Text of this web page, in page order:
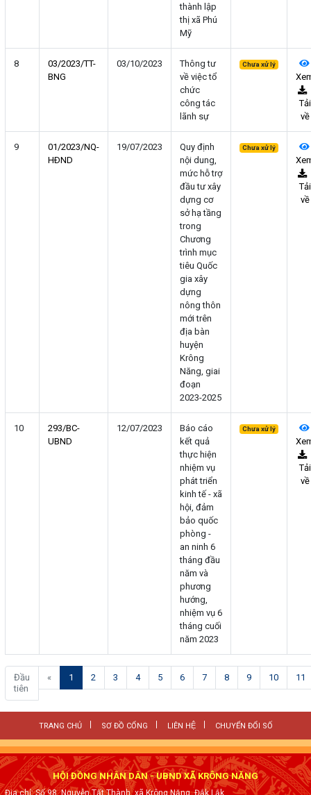
thành lập
thị xã Phú
Mỹ
8
03/2023/TT-
BNG
03/10/2023
Thông tư
về việc tổ
chức
công tác
lãnh sự
Chưa xử lý
Tải
về
9
01/2023/NQ-
HÐND
19/07/2023
Quy định
nội dung,
mức hỗ trợ
đầu tư xây
dựng cơ
sở hạ tầng
trong
Chương
trình mục
tiêu Quốc
gia xây
dựng
nông thôn
mới trên
địa bàn
huyện
Krông
Năng, giai
đoạn
2023-2025
Chưa xử lý
Tải
về
10
293/BC-
UBND
12/07/2023
Báo cáo
kết quả
thực hiện
nhiệm vụ
phát triển
kinh tế - xã
hội, đảm
bảo quốc
phòng -
an ninh 6
tháng đầu
năm và
phương
hướng,
nhiệm vụ 6
tháng cuối
năm 2023
Chưa xử lý
Tải
về
Đầu
tiên
« 1 (current)
2 3 4 5 6 7 8 9 10 11
TRANG CHỦ SƠ ĐỒ CỔNG LIÊN HỆ CHUYỂN ĐỔI SỐ
HỘI ĐỒNG NHÂN DÂN - UBND XÃ KRÔNG NĂNG